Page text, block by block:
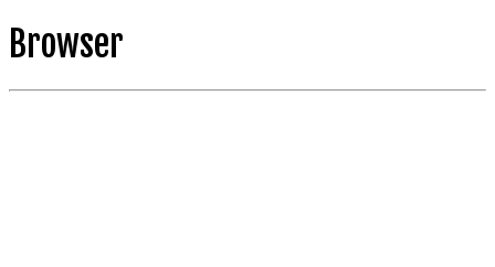
Browser